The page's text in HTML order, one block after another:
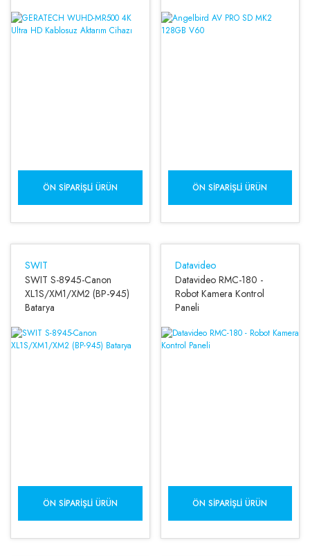
ÖN SIPARIŞLI ÜRÜN ÖN SIPARIŞLI ÜRÜN
SWIT
SWIT S-8945-Canon
XL1S/XM1/XM2 (BP-945)
Batarya
ÖN SIPARIŞLI ÜRÜN
Datavideo
Datavideo RMC-180 -
Robot Kamera Kontrol
Paneli
ÖN SIPARIŞLI ÜRÜN